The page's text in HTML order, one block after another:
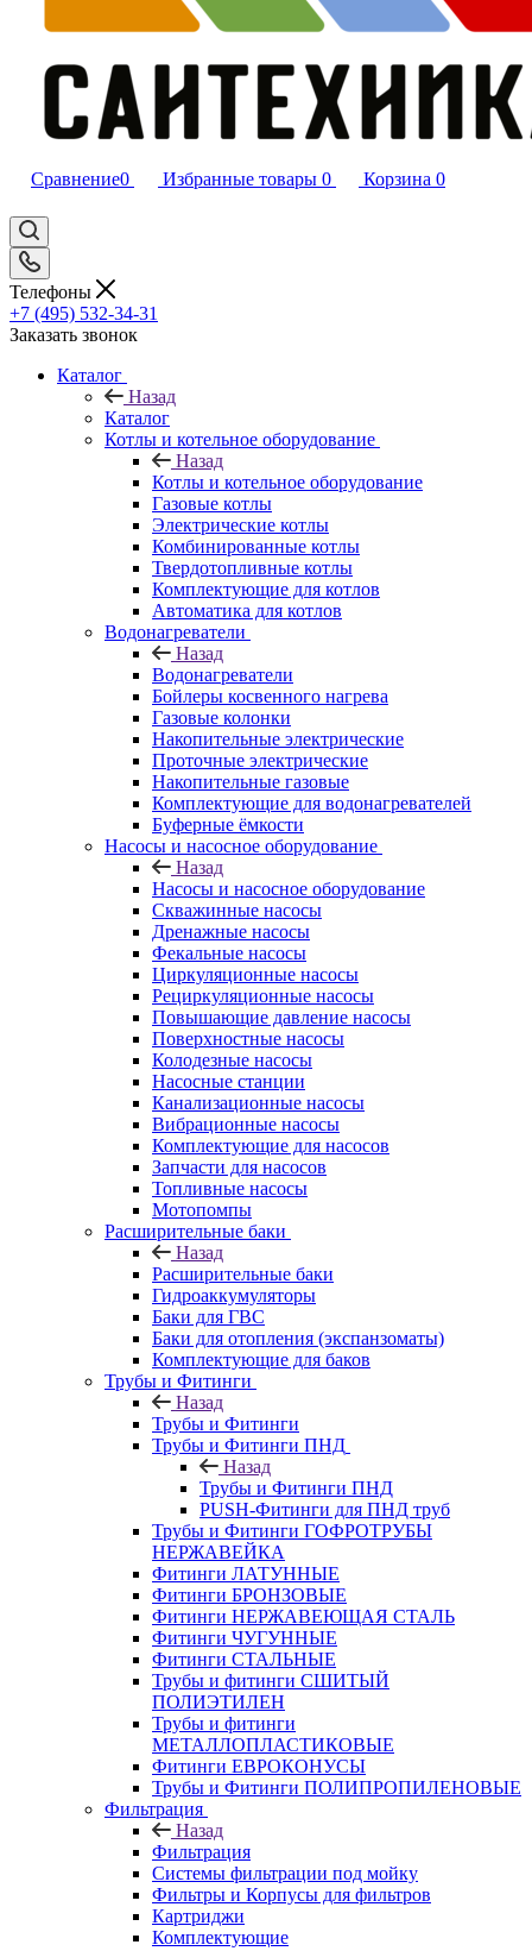
Сравнение0 Избранные товары 0 Корзина 0
Телефоны
+7 (495) 532‑34‑31
Заказать звонок
Каталог
Назад
Каталог
Котлы и котельное оборудование
Назад
Котлы и котельное оборудование
Газовые котлы
Электрические котлы
Комбинированные котлы
Твердотопливные котлы
Комплектующие для котлов
Автоматика для котлов
Водонагреватели
Назад
Водонагреватели
Бойлеры косвенного нагрева
Газовые колонки
Накопительные электрические
Проточные электрические
Накопительные газовые
Комплектующие для водонагревателей
Буферные ёмкости
Насосы и насосное оборудование
Назад
Насосы и насосное оборудование
Скважинные насосы
Дренажные насосы
Фекальные насосы
Циркуляционные насосы
Рециркуляционные насосы
Повышающие давление насосы
Поверхностные насосы
Колодезные насосы
Насосные станции
Канализационные насосы
Вибрационные насосы
Комплектующие для насосов
Запчасти для насосов
Топливные насосы
Мотопомпы
Расширительные баки
Назад
Расширительные баки
Гидроаккумуляторы
Баки для ГВС
Баки для отопления (экспанзоматы)
Комплектующие для баков
Трубы и Фитинги
Назад
Трубы и Фитинги
Трубы и Фитинги ПНД
Назад
Трубы и Фитинги ПНД
PUSH-Фитинги для ПНД труб
Трубы и Фитинги ГОФРОТРУБЫ
НЕРЖАВЕЙКА
Фитинги ЛАТУННЫЕ
Фитинги БРОНЗОВЫЕ
Фитинги НЕРЖАВЕЮЩАЯ СТАЛЬ
Фитинги ЧУГУННЫЕ
Фитинги СТАЛЬНЫЕ
Трубы и фитинги СШИТЫЙ
ПОЛИЭТИЛЕН
Трубы и фитинги
МЕТАЛЛОПЛАСТИКОВЫЕ
Фитинги ЕВРОКОНУСЫ
Трубы и Фитинги ПОЛИПРОПИЛЕНОВЫЕ
Фильтрация
Назад
Фильтрация
Системы фильтрации под мойку
Фильтры и Корпусы для фильтров
Картриджи
Комплектующие